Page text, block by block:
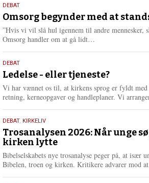
9.
juli
2026
DEBAT
Omsorg begynder med at
”Hvis vi vil slå hul igennem til andre mennesker,
Omsorg handler om at gå lidt…
e
r
e
10.
juni
2026
DEBAT
Ledelse - eller tjeneste?
Vi har vænnet os til, at kirkens sprog er fyldt med
retning, kerneopgaver og handleplaner. Vi
2.
juni
2026
DEBAT, KIRKELIV
Trosanalysen 2026: Når unge
kirken lytte
Bibelselskabets nye trosanalyse peger på, at især
Bibelen, troen og kirken. Kritikere advarer mod